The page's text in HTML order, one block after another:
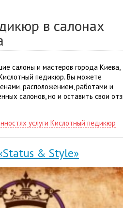
в салонах
салоны и мастеров города Киева,
педикюр. Вы можете
расположением, работами и
салонов, но и оставить свои
услуги Кислотный педикюр
& Style»